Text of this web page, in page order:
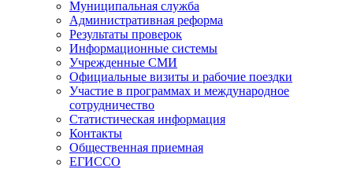
Муниципальная служба
Административная реформа
Результаты проверок
Информационные системы
Учрежденные СМИ
Официальные визиты и рабочие поездки
Участие в программах и международное
сотрудничество
Статистическая информация
Контакты
Общественная приемная
ЕГИССО